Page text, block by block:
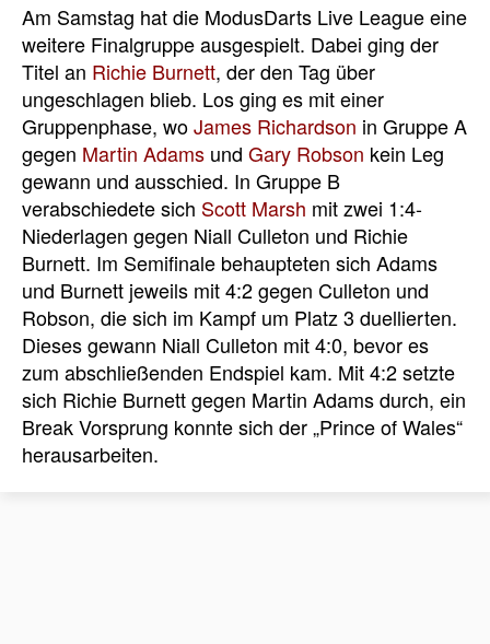
Am Samstag hat die ModusDarts Live League eine
weitere Finalgruppe ausgespielt. Dabei ging der
Titel an Richie Burnett, der den Tag über
ungeschlagen blieb. Los ging es mit einer
Gruppenphase, woJames Richardson in Gruppe A
gegen Martin Adams und Gary Robson kein Leg
gewann und ausschied. In Gruppe B
verabschiedete sich Scott Marsh mit zwei 1:4-
Niederlagen gegen Niall Culleton und Richie
Burnett. Im Semifinale behaupteten sich Adams
und Burnett jeweils mit 4:2 gegen Culleton und
Robson, die sich im Kampf um Platz 3 duellierten.
Dieses gewann Niall Culleton mit 4:0, bevor es
zum abschließenden Endspiel kam. Mit 4:2 setzte
sich Richie Burnett gegen Martin Adams durch, ein
Break Vorsprung konnte sich der „Prince of Wales“
herausarbeiten.